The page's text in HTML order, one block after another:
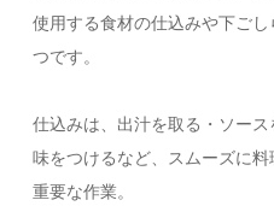
使用する食材の仕込みや下ご
つです。
仕込みは、出汁を取る・ソー
味をつけるなど、スムーズに
重要な作業。